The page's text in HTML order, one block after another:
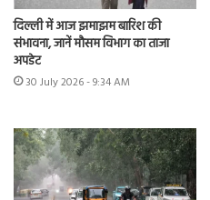
दिल्ली में आज झमाझम बारिश की
संभावना, जानें मौसम विभाग का ताजा
अपडेट
30 July 2026 - 9:34 AM